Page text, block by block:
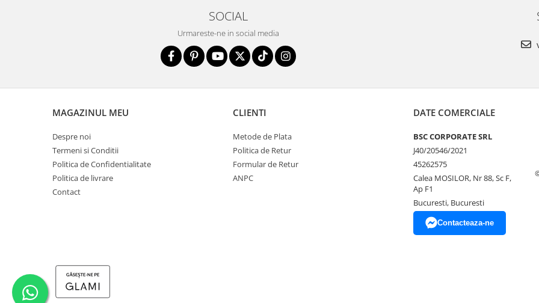
SOCIAL
Urmareste-ne in social media
MAGAZINUL MEU
Despre noi
Termeni si Conditii
Politica de Confidentialitate
Politica de livrare
Contact
CLIENTI
Metode de Plata
Politica de Retur
Formular de Retur
ANPC
DATE COMERCIALE
BSC CORPORATE SRL
J40/20546/2021
45262575
Calea MOSILOR, Nr 88, Sc F,
Ap F1
Bucuresti, Bucuresti
Contacteaza-ne